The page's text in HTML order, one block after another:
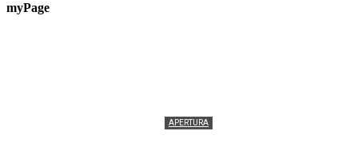
myPage
APERTURA